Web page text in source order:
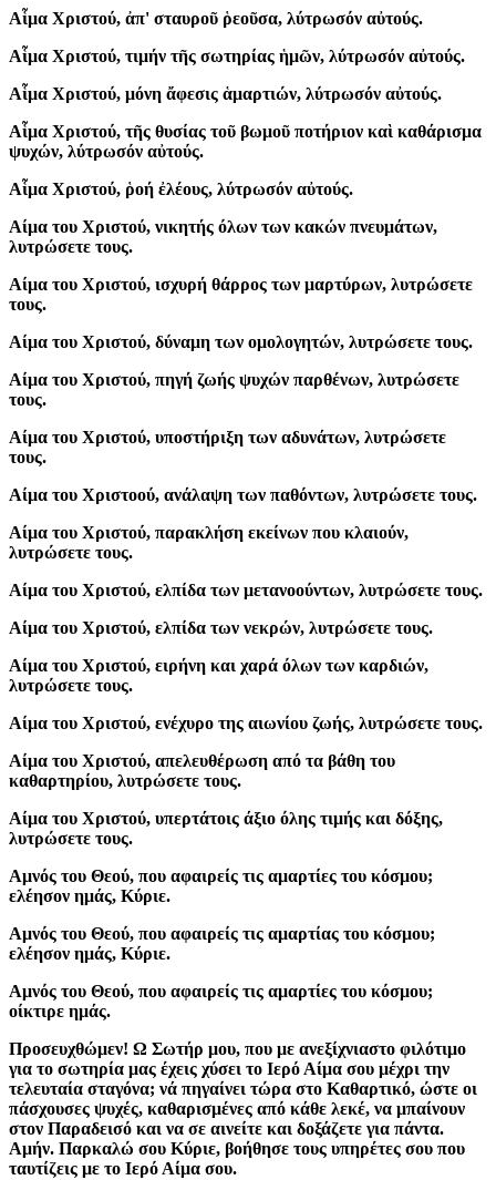
Αἷμα Χριστού, ἀπ' σταυροῦ ῥεοῦσα, λύτρωσόν αὐτούς.
Αἷμα Χριστού, τιμήν τῆς σωτηρίας ἡμῶν, λύτρωσόν αὐτούς.
Αἷμα Χριστού, μόνη ἄφεσις ἁμαρτιών, λύτρωσόν αὐτούς.
Αἷμα Χριστού, τῆς θυσίας τοῦ βωμοῦ ποτήριον καὶ καθάρισμα
ψυχών, λύτρωσόν αὐτούς.
Αἷμα Χριστού, ῥοή ἐλέους, λύτρωσόν αὐτούς.
Aίμα του Χριστού, νικητής όλων των κακών πνευμάτων,
λυτρώσετε τους.
Aίμα του Χριστού, ισχυρή θάρρος των μαρτύρων, λυτρώσετε
τους.
Aίμα του Χριστού, δύναμη των ομολογητών, λυτρώσετε τους.
Aίμα του Χριστού, πηγή ζωής ψυχών παρθένων, λυτρώσετε
τους.
Aίμα του Χριστού, υποστήριξη των αδυνάτων, λυτρώσετε
τους.
Aίμα του Χριστοού, ανάλαψη των παθόντων, λυτρώσετε τους.
Aίμα του Χριστού, παρακλήση εκείνων που κλαιούν,
λυτρώσετε τους.
Aίμα του Χριστού, ελπίδα των μετανοούντων, λυτρώσετε τους.
Aίμα του Χριστού, ελπίδα των νεκρών, λυτρώσετε τους.
Aίμα του Χριστού, ειρήνη και χαρά όλων των καρδιών,
λυτρώσετε τους.
Aίμα του Χριστού, ενέχυρο της αιωνίου ζωής, λυτρώσετε τους.
Aίμα του Χριστού, απελευθέρωση από τα βάθη του
καθαρτηρίου, λυτρώσετε τους.
Aίμα του Χριστού, υπερτάτοις άξιο όλης τιμής και δόξης,
λυτρώσετε τους.
Αμνός του Θεού, που αφαιρείς τις αμαρτίες του κόσμου;
ελέησον ημάς, Κύριε.
Αμνός του Θεού, που αφαιρείς τις αμαρτίας του κόσμου;
ελέησον ημάς, Κύριε.
Αμνός του Θεού, που αφαιρείς τις αμαρτίες του κόσμου;
οίκτιρε ημάς.
Προσευχθώμεν! Ω Σωτήρ μου, που με ανεξίχνιαστο φιλότιμο
για το σωτηρία μας έχεις χύσει το Ιερό Αίμα σου μέχρι την
τελευταία σταγόνα; νά πηγαίνει τώρα στο Καθαρτικό, ώστε οι
πάσχουσες ψυχές, καθαρισμένες από κάθε λεκέ, να μπαίνουν
στον Παραδεισό και να σε αινείτε και δοξάζετε για πάντα.
Αμήν. Παρκαλώ σου Κύριε, βοήθησε τους υπηρέτες σου που
ταυτίζεις με το Ιερό Αίμα σου.